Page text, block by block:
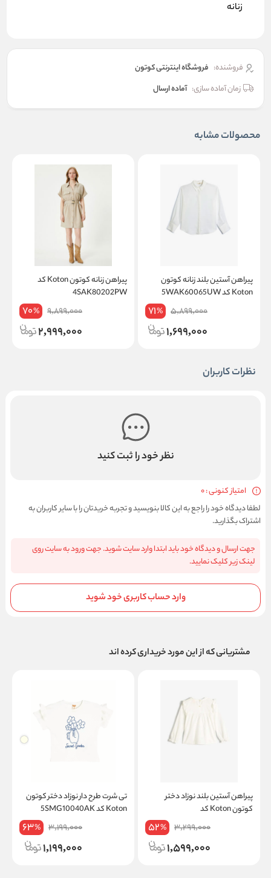
زنانه
فروشنده: فروشگاه اینترنتی کوتون
زمان آماده سازی: آماده ارسال
محصولات مشابه
پیراهن آستین بلند زنانه کوتون
Koton کد 5WAK60065UW
5,899,000
71%
1,699,000
پیراهن زنانه کوتون Koton کد
4SAK80202PW
9,899,000
70%
2,999,000
نظرات کاربران
نظر خود را ثبت کنید
امتیاز کنونی : 0
لطفا دیدگاه خود را راجع به این کالا بنویسید و تجربه خریدتان را با سایر کاربران به
اشتراک بگذارید.
جهت ارسال و دیدگاه خود باید ابتدا وارد سایت شوید. جهت ورود به سایت روی
لینک زیر کلیک نمایید.
وارد حساب کاربری خود شوید
مشتریانی که از این مورد خریداری کرده اند
پیراهن آستین بلند نوزاد دختر
کوتون Koton کد
3,299,000
52%
1,599,000
تی شرت طرح دار نوزاد دختر کوتون
Koton کد 5SMG10040AK
3,199,000
63%
1,199,000